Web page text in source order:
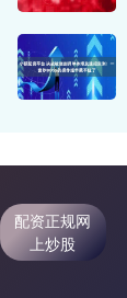
配资正规网
上炒股